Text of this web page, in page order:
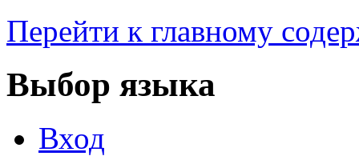
Перейти к главному
Выбор языка
Вход